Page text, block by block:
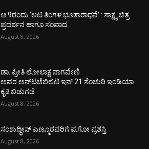
ಆ.9ರಂದು ‘ಆಟಿ ತಿಂಗಳ ಭೂತಾರಾಧನೆ’ : ಸಾಕ್ಷ್ಯ ಚಿತ್ರ
ಪ್ರದರ್ಶನ ಹಾಗೂ ಸಂವಾದ
August 8, 2026
ಡಾ. ಪ್ರೀತಿ ಲೋಲಾಕ್ಷ ನಾಗವೇಣಿ
ಅವರ ಅನ್‌ಟಚೆಬಿಲಿಟಿ ಇನ್ 21 ಸೆಂಚುರಿ ಇಂಡಿಯಾ
ಕೃತಿ ಬಿಡುಗಡೆ
August 8, 2026
ಸಂಶುದ್ಧೀನ್ ಎಣ್ಮೂರವರಿಗೆ ಪ.ಗೋ ಪ್ರಶಸ್ತಿ
August 8, 2026